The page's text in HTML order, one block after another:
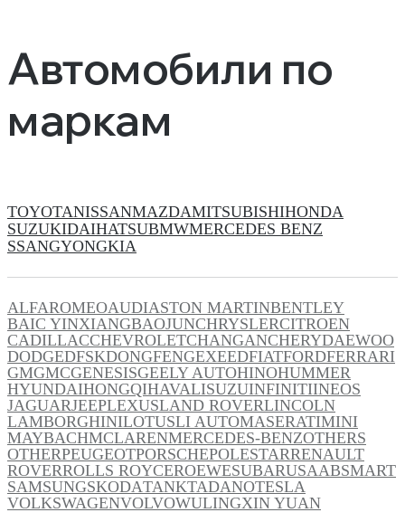
Автомобили по
маркам
TOYOTANISSANMAZDAMITSUBISHIHONDA
SUZUKIDAIHATSUBMWMERCEDES BENZ
SSANGYONGKIA
ALFAROMEOAUDIASTON MARTINBENTLEY
BAIC YINXIANGBAOJUNCHRYSLERCITROEN
CADILLACCHEVROLETCHANGANCHERYDAEWOO
DODGEDFSKDONGFENGEXEEDFIATFORDFERRARI
GMGMCGENESISGEELY AUTOHINOHUMMER
HYUNDAIHONGQIHAVALISUZUINFINITIINEOS
JAGUARJEEPLEXUSLAND ROVERLINCOLN
LAMBORGHINILOTUSLI AUTOMASERATIMINI
MAYBACHMCLARENMERCEDES-BENZOTHERS
OTHERPEUGEOTPORSCHEPOLESTARRENAULT
ROVERROLLS ROYCEROEWESUBARUSAABSMART
SAMSUNGSKODATANKTADANOTESLA
VOLKSWAGENVOLVOWULINGXIN YUAN